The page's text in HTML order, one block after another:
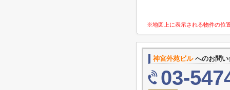
※地図上に表示される物件の位
神宮外苑ビルへのお問
03-